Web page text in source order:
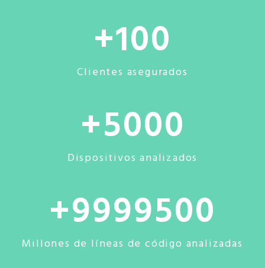
100
Clientes asegurados
5000
Dispositivos analizados
9999500
Millones de líneas de código analizadas